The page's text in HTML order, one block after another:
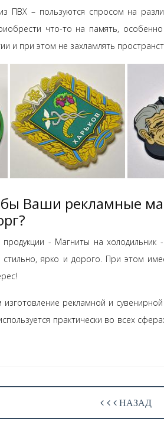
ПВХ – пользуются спросом на
что-то на память,
и при этом не захламлять
Ваши рекламные
- Магниты на холодильник
ярко и дорого. При этом
рекламной и
практически во всех
НАЗАД